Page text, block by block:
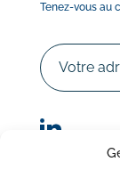
Tenez-vous au
Email